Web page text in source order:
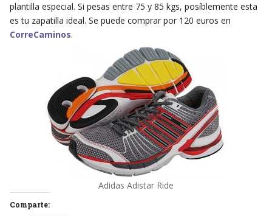
plantilla especial. Si pesas entre 75 y 85 kgs, posíblemente esta
es tu zapatilla ideal. Se puede comprar por 120 euros en
CorreCaminos.
Adidas Adistar Ride
Comparte: